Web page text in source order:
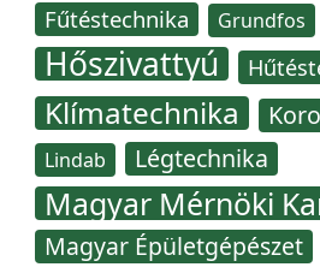
Fűtéstechnika Grundfos
Hőszivattyú
Klímatechnika
Lindab Légtechnika
Magyar Mérnöki
Magyar Épületgépészet